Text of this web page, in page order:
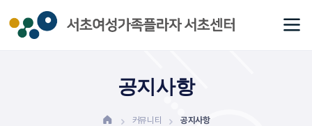
공지사항
커뮤니티 공지사항